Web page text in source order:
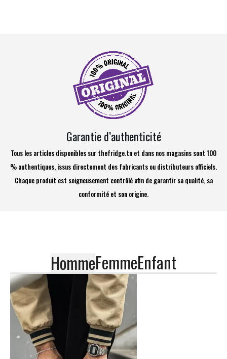
Garantie d’authenticité
Tous les articles disponibles sur thefridge.tn et dans nos magasins sont 100
% authentiques, issus directement des fabricants ou distributeurs officiels.
Chaque produit est soigneusement contrôlé afin de garantir sa qualité, sa
conformité et son origine.
HommeFemmeEnfant